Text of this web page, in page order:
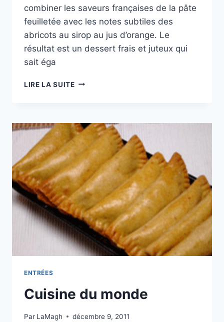
combiner les saveurs françaises de la pâte
feuilletée avec les notes subtiles des
abricots au sirop au jus d’orange. Le
résultat est un dessert frais et juteux qui
sait éga
LIRE LA SUITECUISINE
ENTRÉES
Cuisine du monde
Par LaMagh décembre 9, 2011